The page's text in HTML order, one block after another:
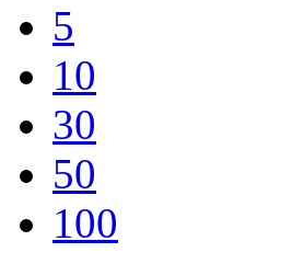
5
10
30
50
100